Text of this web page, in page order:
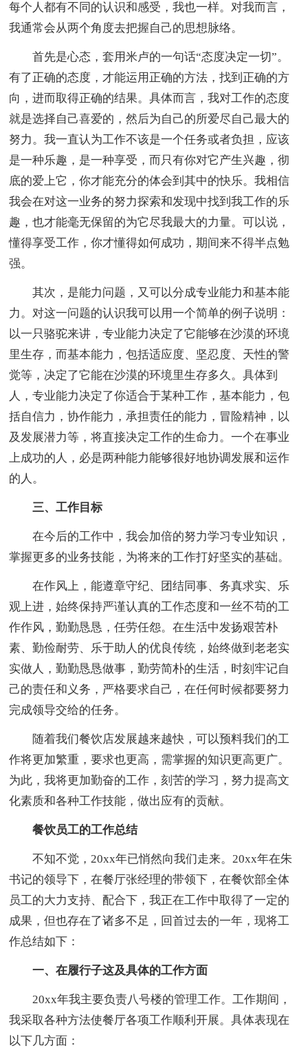
每个人都有不同的认识和感受，我也一样。对我而言，
我通常会从两个角度去把握自己的思想脉络。
首先是心态，套用米卢的一句话“态度决定一切”。
有了正确的态度，才能运用正确的方法，找到正确的方
向，进而取得正确的结果。具体而言，我对工作的态度
就是选择自己喜爱的，然后为自己的所爱尽自己最大的
努力。我一直认为工作不该是一个任务或者负担，应该
是一种乐趣，是一种享受，而只有你对它产生兴趣，彻
底的爱上它，你才能充分的体会到其中的快乐。我相信
我会在对这一业务的努力探索和发现中找到我工作的乐
趣，也才能毫无保留的为它尽我最大的力量。可以说，
懂得享受工作，你才懂得如何成功，期间来不得半点勉
强。
其次，是能力问题，又可以分成专业能力和基本能
力。对这一问题的认识我可以用一个简单的例子说明：
以一只骆驼来讲，专业能力决定了它能够在沙漠的环境
里生存，而基本能力，包括适应度、坚忍度、天性的警
觉等，决定了它能在沙漠的环境里生存多久。具体到
人，专业能力决定了你适合于某种工作，基本能力，包
括自信力，协作能力，承担责任的能力，冒险精神，以
及发展潜力等，将直接决定工作的生命力。一个在事业
上成功的人，必是两种能力能够很好地协调发展和运作
的人。
三、工作目标
在今后的工作中，我会加倍的努力学习专业知识，
掌握更多的业务技能，为将来的工作打好坚实的基础。
在作风上，能遵章守纪、团结同事、务真求实、乐
观上进，始终保持严谨认真的工作态度和一丝不苟的工
作作风，勤勤恳恳，任劳任怨。在生活中发扬艰苦朴
素、勤俭耐劳、乐于助人的优良传统，始终做到老老实
实做人，勤勤恳恳做事，勤劳简朴的生活，时刻牢记自
己的责任和义务，严格要求自己，在任何时候都要努力
完成领导交给的任务。
随着我们餐饮店发展越来越快，可以预料我们的工
作将更加繁重，要求也更高，需掌握的知识更高更广。
为此，我将更加勤奋的工作，刻苦的学习，努力提高文
化素质和各种工作技能，做出应有的贡献。
餐饮员工的工作总结
不知不觉，20xx年已悄然向我们走来。20xx年在朱
书记的领导下，在餐厅张经理的带领下，在餐饮部全体
员工的大力支持、配合下，我正在工作中取得了一定的
成果，但也存在了诸多不足，回首过去的一年，现将工
作总结如下：
一、在履行子这及具体的工作方面
20xx年我主要负责八号楼的管理工作。工作期间，
我采取各种方法使餐厅各项工作顺利开展。具体表现在
以下几方面：